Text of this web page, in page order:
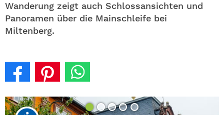
Wanderung zeigt auch Schlossansichten und
Panoramen über die Mainschleife bei
Miltenberg.